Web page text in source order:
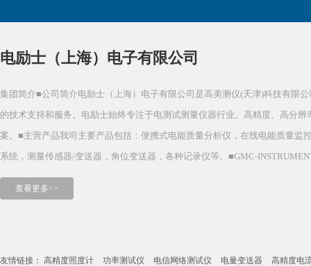
电励士（上海）电子有限公司
集团简介■公司简介电励士（上海）电子有限公司是高美测仪(天津)科技有限
的技术支持和服务。电励士始终专注于电测试测量仪器行业。高精度、高分
案。■主营产品我司主要产品包括：便携式电能质量分析仪，在线电能质量
系统，测量传感器/变送器，角位变送器，各种记录仪等。■GMC-
查看更多>>
友情链接： 高精度照度计 功率测试仪 电信网络测试仪 电量变送器
高精度电